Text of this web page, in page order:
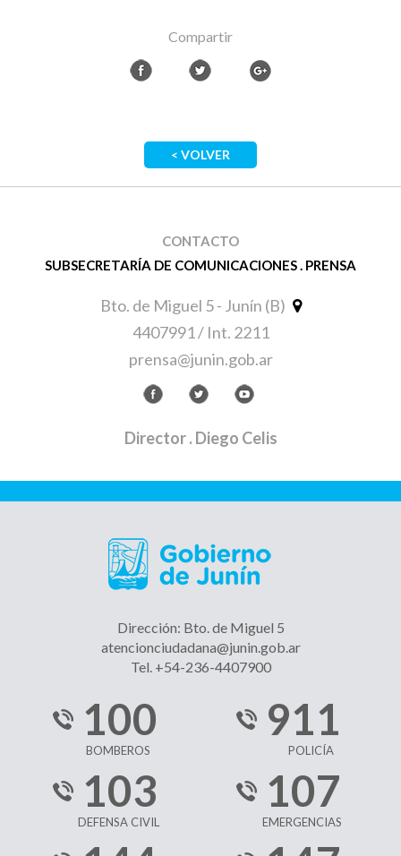
Compartir
< VOLVER
CONTACTO
SUBSECRETARÍA DE COMUNICACIONES . PRENSA
Bto. de Miguel 5 - Junín (B)
4407991 / Int. 2211
prensa@junin.gob.ar
Director. Diego Celis
Dirección: Bto. de Miguel 5
atencionciudadana@junin.gob.ar
Tel. +54-236-4407900
100
BOMBEROS
911
POLICÍA
103
DEFENSA CIVIL
107
EMERGENCIAS